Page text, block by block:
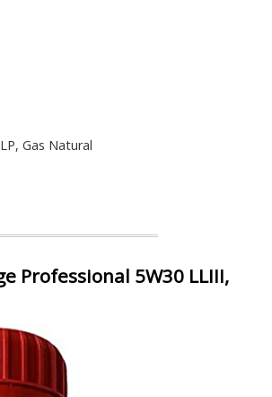
Gas Natural
Professional 5W30 LLIII,